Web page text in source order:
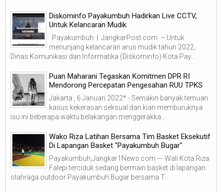
Diskominfo Payakumbuh Hadirkan Live CCTV,
Untuk Kelancaran Mudik
Payakumbuh | JangkarPost.com – Untuk
menunjang kelancaran arus mudik tahun 2022,
Dinas Komunikasi dan Informatika (Diskominfo) Kota Pay...
Puan Maharani Tegaskan Komitmen DPR RI
Mendorong Percepatan Pengesahan RUU TPKS
Jakarta , 6 Januari 2022* - Semakin banyak temuan
kasus kekerasan seksual dan kian memburuknya
isu ini beberapa waktu belakangan menggerakka...
Wako Riza Latihan Bersama Tim Basket Eksekutif
Di Lapangan Basket "Payakumbuh Bugar"
Payakumbuh,Jangkar1News.com --- Wali Kota Riza
Falepi terciduk sedang bermain basket di lapangan
olahraga outdoor Payakumbuh Bugar bersama T...